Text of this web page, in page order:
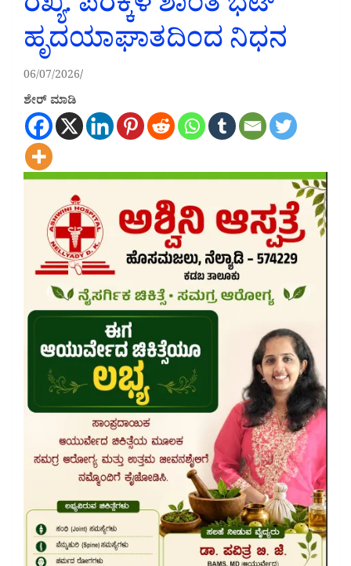
ಹೃದಯಾಘಾತದಿಂದ ನಿಧನ
06/07/2026
ಶೇರ್ ಮಾಡಿ